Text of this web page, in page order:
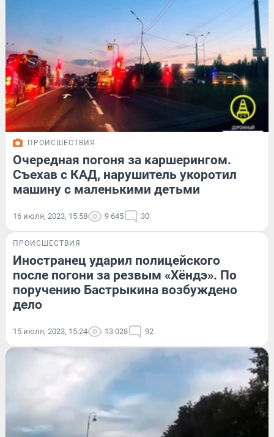
ПРОИСШЕСТВИЯ
Очередная погоня за каршерингом.
Съехав с КАД, нарушитель укоротил
машину с маленькими детьми
16 июля, 2023, 15:58 9 645 30
ПРОИСШЕСТВИЯ
Иностранец ударил полицейского
после погони за резвым «Хёндэ». По
поручению Бастрыкина возбуждено
дело
15 июля, 2023, 15:24 13 028 92